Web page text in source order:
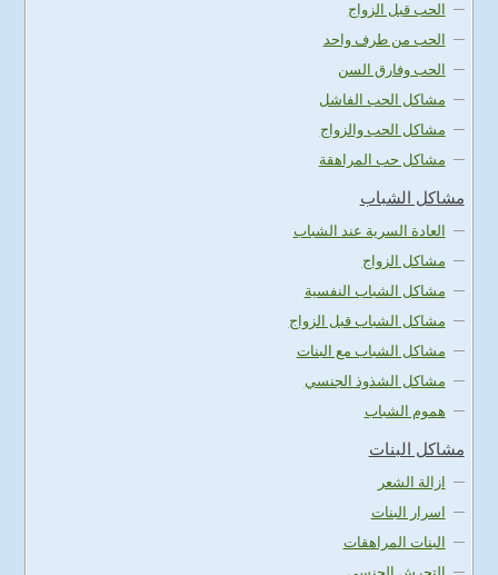
الحب قبل الزواج
الحب من طرف واحد
الحب وفارق السن
مشاكل الحب الفاشل
مشاكل الحب والزواج
مشاكل حب المراهقة
مشاكل الشباب
العادة السرية عند الشباب
مشاكل الزواج
مشاكل الشباب النفسية
مشاكل الشباب قبل الزواج
مشاكل الشباب مع البنات
مشاكل الشذوذ الجنسي
هموم الشباب
مشاكل البنات
ازالة الشعر
اسرار البنات
البنات المراهقات